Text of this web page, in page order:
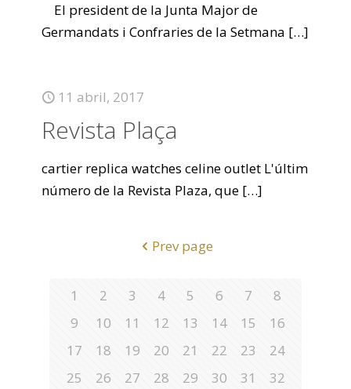
El president de la Junta Major de
Germandats i Confraries de la Setmana […]
11 abril, 2017
Revista Plaça
cartier replica watches celine outlet L'últim
número de la Revista Plaza, que […]
Prev page
1 2 3 4 5 6 7
8
9
10 11 12 13 14 15
16
17
18 19 20 21 22 23
24
25
26 27 28 29 30 31
32